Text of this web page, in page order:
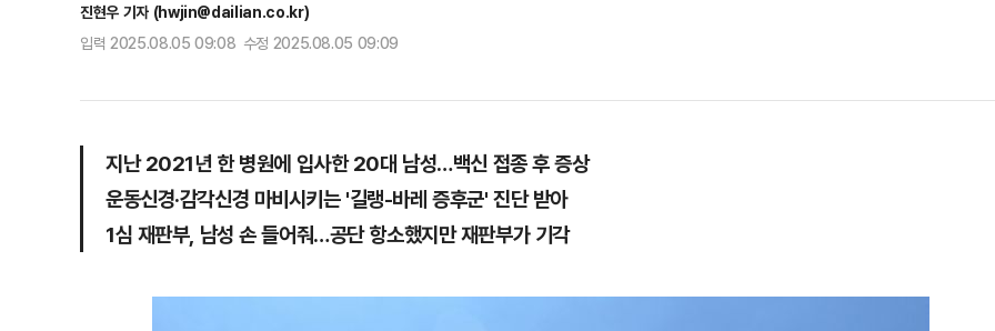
진현우 기자 (hwjin@dailian.co.kr)
입력 2025.08.05 09:08 수정 2025.08.05 09:09
지난 2021년 한 병원에 입사한 20대 남성…백신 접종 후 증상
운동신경·감각신경 마비시키는 '길랭-바레 증후군' 진단 받아
1심 재판부, 남성 손 들어줘…공단 항소했지만 재판부가 기각
'크록스'의 숨은 위험